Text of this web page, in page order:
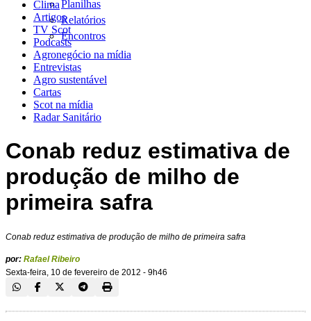
Planilhas
Relatórios
Encontros
Clima
Artigos
TV Scot
Podcasts
Agronegócio na mídia
Entrevistas
Agro sustentável
Cartas
Scot na mídia
Radar Sanitário
Conab reduz estimativa de
produção de milho de
primeira safra
Conab reduz estimativa de produção de milho de primeira safra
por: Rafael Ribeiro
Sexta-feira, 10 de fevereiro de 2012 - 9h46